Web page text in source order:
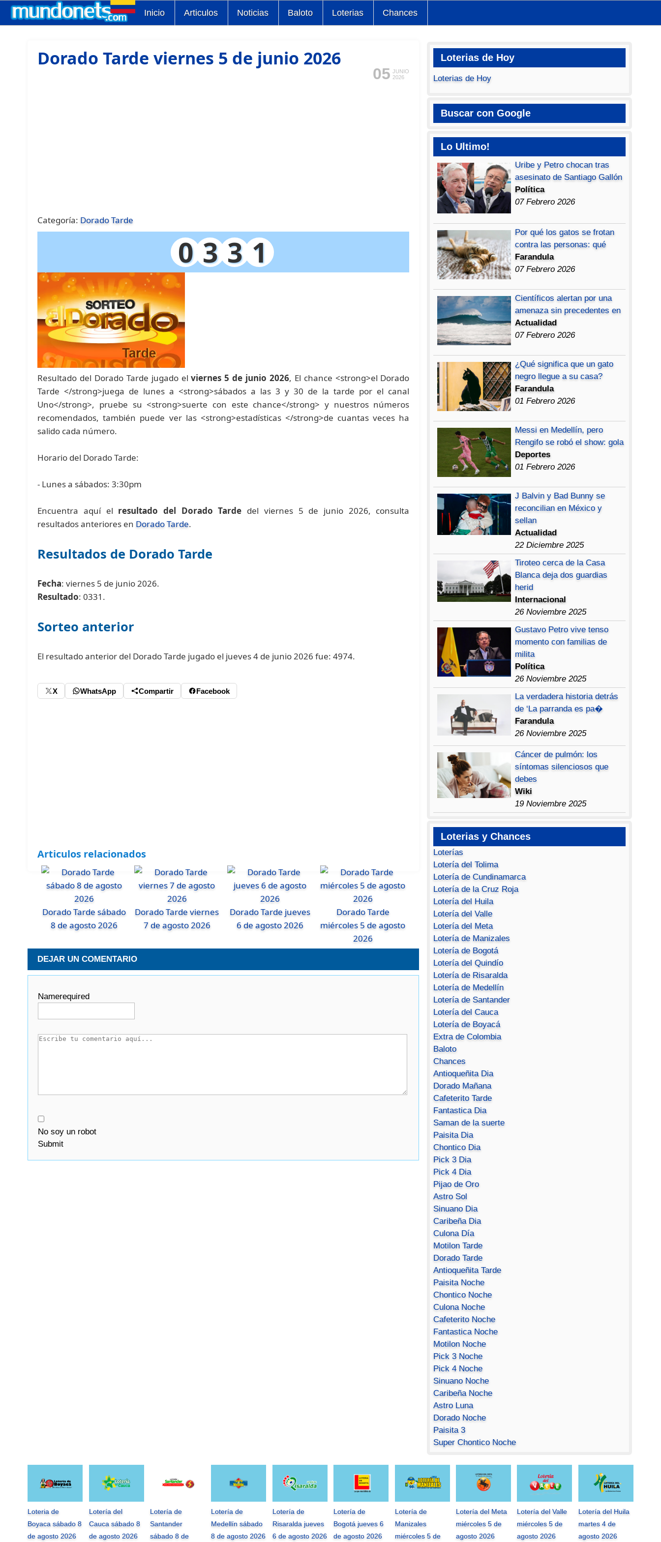
Inicio Articulos Noticias Baloto Loterias Chances
Dorado Tarde viernes 5 de junio 2026
05 JUNIO
2026
Categoría: Dorado Tarde
0 3 3 1
Resultado del Dorado Tarde jugado elviernes 5 de junio 2026, El chance <strong>el Dorado
Tarde </strong>juega de lunes a <strong>sábados a las 3 y 30 de la tarde por el canal
Uno</strong>, pruebe su <strong>suerte con este chance</strong> y nuestros números
recomendados, también puede ver las <strong>estadísticas </strong>de cuantas veces ha
salido cada número.
Horario del Dorado Tarde:
- Lunes a sábados: 3:30pm
Encuentra aquí el resultado del Dorado Tarde del viernes 5 de junio 2026, consulta
resultados anteriores en Dorado Tarde.
Resultados de Dorado Tarde
Fecha: viernes 5 de junio 2026.
Resultado: 0331.
Sorteo anterior
El resultado anterior del Dorado Tarde jugado el jueves 4 de junio 2026 fue: 4974.
X WhatsApp Compartir Facebook
Articulos relacionados
Dorado Tarde sábado
8 de agosto 2026
Dorado Tarde viernes
7 de agosto 2026
Dorado Tarde jueves
6 de agosto 2026
Dorado Tarde
miércoles 5 de agosto
2026
DEJAR UN COMENTARIO
Namerequired
No soy un robot
Submit
Loterias de Hoy
Loterias de Hoy
Buscar con Google
Lo Ultimo!
Uribe y Petro chocan tras
asesinato de Santiago Gallón
Política
07 Febrero 2026
Por qué los gatos se frotan
contra las personas: qué
Farandula
07 Febrero 2026
Científicos alertan por una
amenaza sin precedentes en
Actualidad
07 Febrero 2026
¿Qué significa que un gato
negro llegue a su casa?
Farandula
01 Febrero 2026
Messi en Medellín, pero
Rengifo se robó el show: gola
Deportes
01 Febrero 2026
J Balvin y Bad Bunny se
reconcilian en México y
sellan
Actualidad
22 Diciembre 2025
Tiroteo cerca de la Casa
Blanca deja dos guardias
herid
Internacional
26 Noviembre 2025
Gustavo Petro vive tenso
momento con familias de
milita
Política
26 Noviembre 2025
La verdadera historia detrás
de ‘La parranda es pa�
Farandula
26 Noviembre 2025
Cáncer de pulmón: los
síntomas silenciosos que
debes
Wiki
19 Noviembre 2025
Loterias y Chances
Loterías
Lotería del Tolima
Lotería de Cundinamarca
Lotería de la Cruz Roja
Lotería del Huila
Lotería del Valle
Lotería del Meta
Lotería de Manizales
Lotería de Bogotá
Lotería del Quindío
Lotería de Risaralda
Lotería de Medellín
Lotería de Santander
Lotería del Cauca
Lotería de Boyacá
Extra de Colombia
Baloto
Chances
Antioqueñita Dia
Dorado Mañana
Cafeterito Tarde
Fantastica Dia
Saman de la suerte
Paisita Dia
Chontico Dia
Pick 3 Dia
Pick 4 Dia
Pijao de Oro
Astro Sol
Sinuano Dia
Caribeña Dia
Culona Día
Motilon Tarde
Dorado Tarde
Antioqueñita Tarde
Paisita Noche
Chontico Noche
Culona Noche
Cafeterito Noche
Fantastica Noche
Motilon Noche
Pick 3 Noche
Pick 4 Noche
Sinuano Noche
Caribeña Noche
Astro Luna
Dorado Noche
Paisita 3
Super Chontico Noche
Loteria de
Boyaca sábado 8
de agosto 2026
Lotería del
Cauca sábado 8
de agosto 2026
Lotería de
Santander
sábado 8 de
Lotería de
Medellín sábado
8 de agosto 2026
Lotería de
Risaralda jueves
6 de agosto 2026
Lotería de
Bogotá jueves 6
de agosto 2026
Lotería de
Manizales
miércoles 5 de
Lotería del Meta
miércoles 5 de
agosto 2026
Lotería del Valle
miércoles 5 de
agosto 2026
Lotería del Huila
martes 4 de
agosto 2026